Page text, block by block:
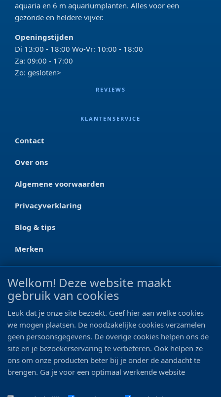
aquaria en 6 m aquariumplanten. Alles voor een
gezonde en heldere vijver.
Openingstijden
Di 13:00 - 18:00 Wo-Vr: 10:00 - 18:00
Za: 09:00 - 17:00
Zo: gesloten>
REVIEWS
KLANTENSERVICE
Contact
Over ons
Algemene voorwaarden
Privacyverklaring
Blog & tips
Merken
CONTACT
Ootmarsumseweg 125a
0546 - 622 990
06 - 11 19 81 42
info@bo-vis.nl
Welkom! Deze website maakt
gebruik van cookies
Leuk dat je onze site bezoekt. Geef hier aan welke cookies
we mogen plaatsen. De noodzakelijke cookies verzamelen
geen persoonsgegevens. De overige cookies helpen ons de
site en je bezoekerservaring te verbeteren. Ook helpen ze
ons om onze producten beter bij je onder de aandacht te
brengen. Ga je voor een optimaal werkende website